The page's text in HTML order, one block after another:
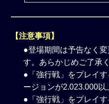
【注意事項】
●登場期間は予告なく
す。あらかじめご了承
●「強行戦」をプレイ
ージョンが2.023.000
●「強行戦」をプレイ